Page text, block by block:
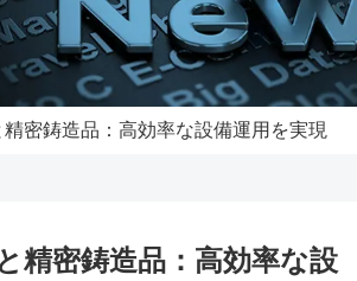
密鋳造品：高効率な設備運用を実現
精密鋳造品：高効率な設